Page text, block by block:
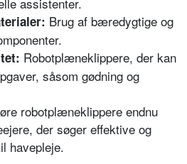
Brug af bæredygtige og
Robotplæneklippere, der kan
såsom gødning og
robotplæneklippere endnu
der søger effektive og
havepleje.